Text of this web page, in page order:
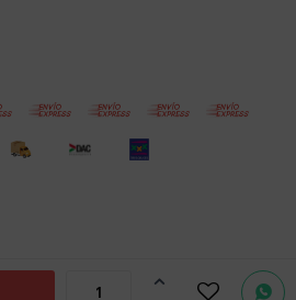

consultas
no dudes